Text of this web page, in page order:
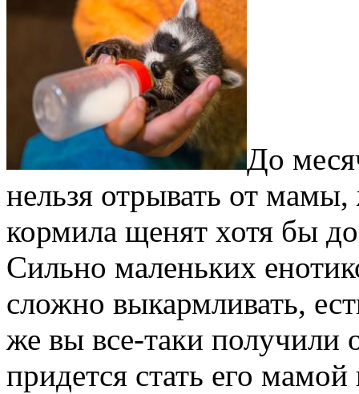
До
нельзя отрывать от
кормила щенят хотя бы
Сильно маленьких
сложно выкармливать,
же вы все-таки получили
придется стать его